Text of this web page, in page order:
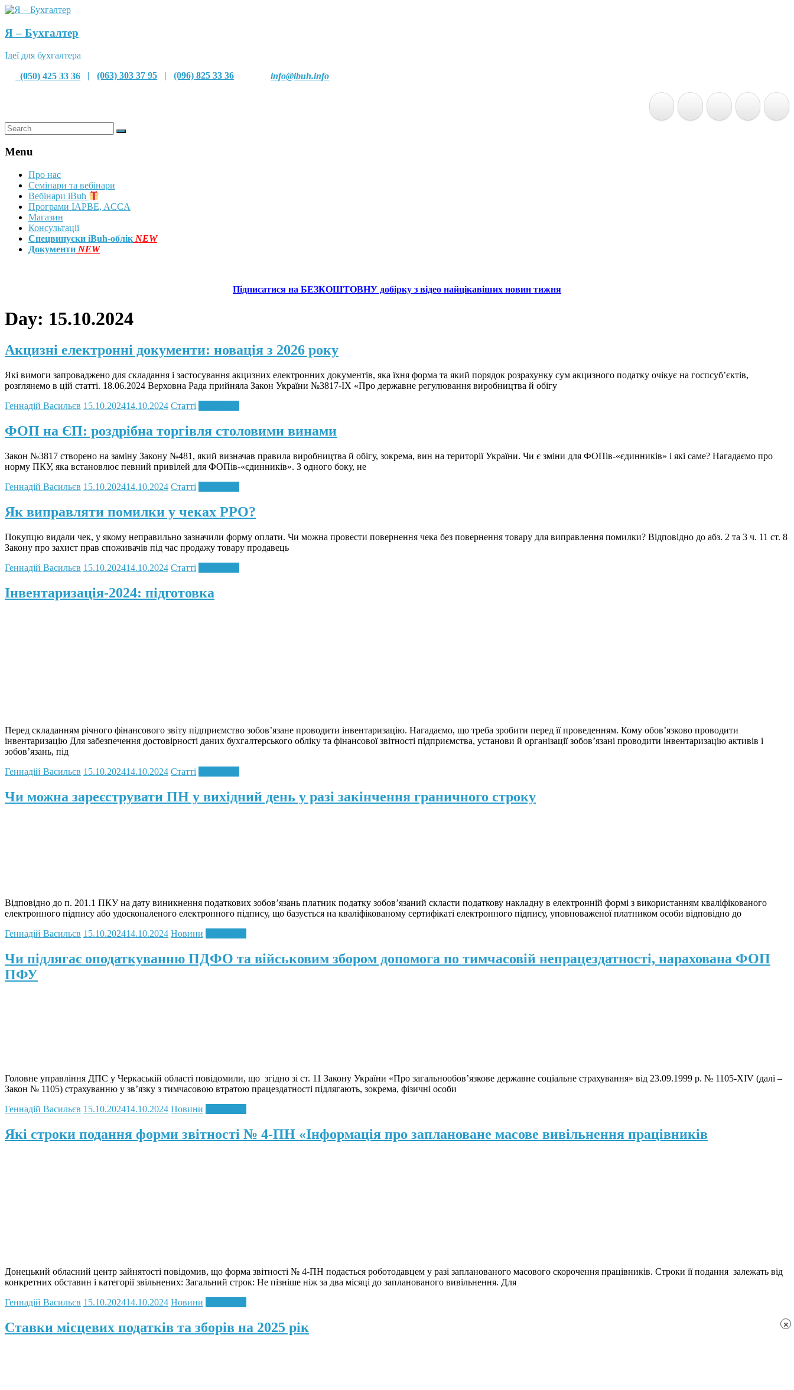
Я – Бухгалтер
Ідеї для бухгалтера
(050) 425 33 36 |(063) 303 37 95 |(096) 825 33 36 info@ibuh.info
Menu
Про нас
Семінари та вебінари
Вебінари iBuh
Програми IAPBE, ACCA
Магазин
Консультації
Спецвипуски iBuh-облік NEW
Документи NEW
Підписатися на БЕЗКОШТОВНУ добірку з відео найцікавіших новин тижня
Day: 15.10.2024
Акцизні електронні документи: новація з 2026 року
Які вимоги запроваджено для складання і застосування акцизних електронних документів, яка їхня форма та який порядок розрахунку сум акцизного податку очікує на госпсуб’єктів,
розглянемо в цій статті. 18.06.2024 Верховна Рада прийняла Закон України №3817-IX «Про державне регулювання виробництва й обігу
Геннадій Васильєв 15.10.202414.10.2024 Статті
ФОП на ЄП: роздрібна торгівля столовими винами
Закон №3817 створено на заміну Закону №481, який визначав правила виробництва й обігу, зокрема, вин на території України. Чи є зміни для ФОПів-«єдинників» і які саме? Нагадаємо про
норму ПКУ, яка встановлює певний привілей для ФОПів-«єдинників». З одного боку, не
Геннадій Васильєв 15.10.202414.10.2024 Статті
Як виправляти помилки у чеках РРО?
Покупцю видали чек, у якому неправильно зазначили форму оплати. Чи можна провести повернення чека без повернення товару для виправлення помилки? Відповідно до абз. 2 та 3 ч. 11 ст. 8
Закону про захист прав споживачів під час продажу товару продавець
Геннадій Васильєв 15.10.202414.10.2024 Статті
Інвентаризація-2024: підготовка
Перед складанням річного фінансового звіту підприємство зобов’язане проводити інвентаризацію. Нагадаємо, що треба зробити перед її проведенням. Кому обов’язково проводити
інвентаризацію Для забезпечення достовірності даних бухгалтерського обліку та фінансової звітності підприємства, установи й організації зобов’язані проводити інвентаризацію активів і
зобов’язань, під
Геннадій Васильєв 15.10.202414.10.2024 Статті
Чи можна зареєструвати ПН у вихідний день у разі закінчення граничного строку
Відповідно до п. 201.1 ПКУ на дату виникнення податкових зобов’язань платник податку зобов’язаний скласти податкову накладну в електронній формі з використанням кваліфікованого
електронного підпису або удосконаленого електронного підпису, що базується на кваліфікованому сертифікаті електронного підпису, уповноваженої платником особи відповідно до
Геннадій Васильєв 15.10.202414.10.2024 Новини
Чи підлягає оподаткуванню ПДФО та військовим збором допомога по тимчасовій непрацездатності, нарахована ФОП
ПФУ
Головне управління ДПС у Черкаській області повідомили, що згідно зі ст. 11 Закону України «Про загальнообов’язкове державне соціальне страхування» від 23.09.1999 р. № 1105-XIV (далі –
Закон № 1105) страхуванню у зв’язку з тимчасовою втратою працездатності підлягають, зокрема, фізичні особи
Геннадій Васильєв 15.10.202414.10.2024 Новини
Які строки подання форми звітності № 4-ПН «Інформація про заплановане масове вивільнення працівників
Донецький обласний центр зайнятості повідомив, що форма звітності № 4-ПН подається роботодавцем у разі запланованого масового скорочення працівників. Строки її подання залежать від
конкретних обставин і категорії звільнених: Загальний строк: Не пізніше ніж за два місяці до запланованого вивільнення. Для
Геннадій Васильєв 15.10.202414.10.2024 Новини
Ставки місцевих податків та зборів на 2025 рік ×